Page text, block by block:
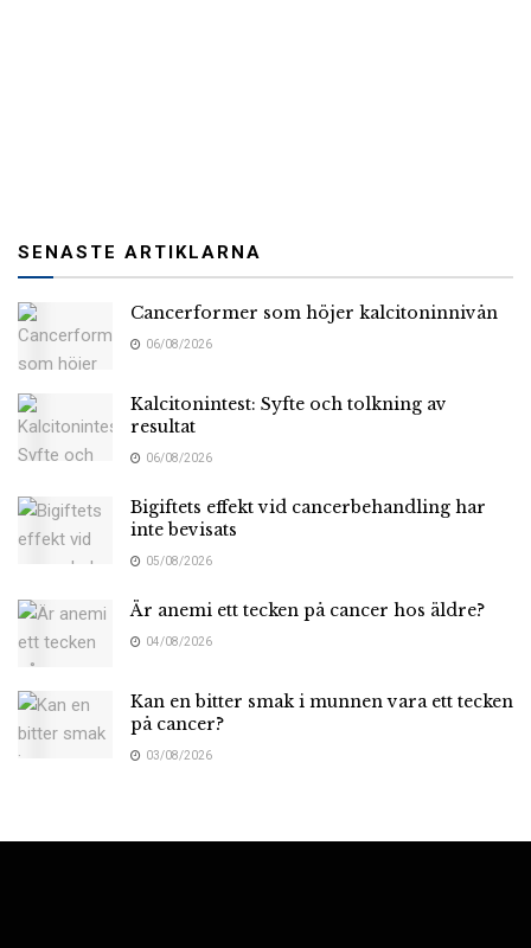
SENASTE ARTIKLARNA
Cancerformer som höjer kalcitoninnivån
06/08/2026
Kalcitonintest: Syfte och tolkning av
resultat
06/08/2026
Bigiftets effekt vid cancerbehandling har
inte bevisats
05/08/2026
Är anemi ett tecken på cancer hos äldre?
04/08/2026
Kan en bitter smak i munnen vara ett tecken
på cancer?
03/08/2026